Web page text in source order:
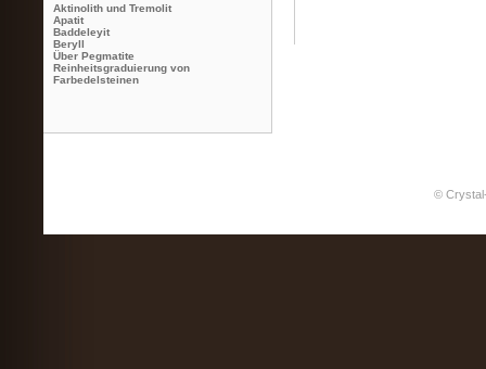
Aktinolith und Tremolit
Apatit
Baddeleyit
Beryll
Über Pegmatite
Reinheitsgraduierung von
Farbedelsteinen
©